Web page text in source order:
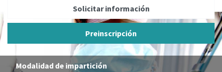
Solicitar información
Preinscripción
Modalidad de impartición